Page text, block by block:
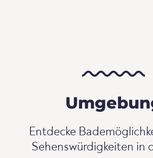
Entdecke
Sehenswürdigkeiten in